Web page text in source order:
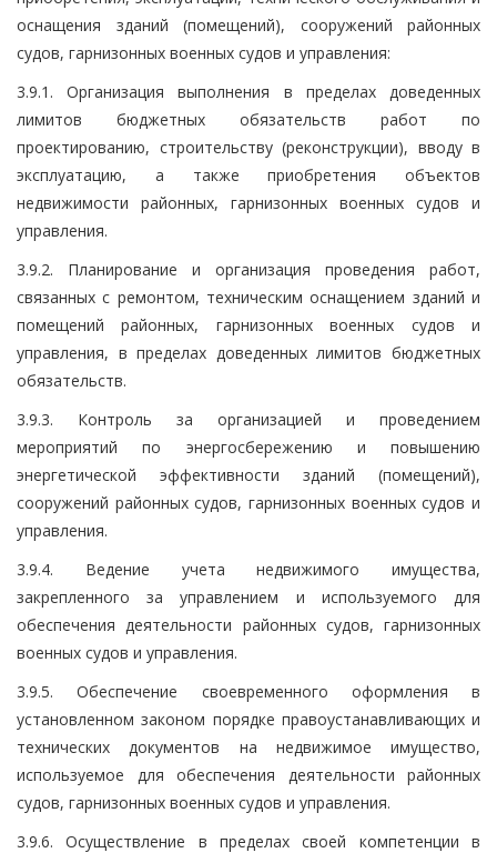
оснащения зданий (помещений), сооружений районных
судов, гарнизонных военных судов и управления:
3.9.1. Организация выполнения в пределах доведенных
лимитов бюджетных обязательств работ по
проектированию, строительству (реконструкции), вводу в
эксплуатацию, а также приобретения объектов
недвижимости районных, гарнизонных военных судов и
управления.
3.9.2. Планирование и организация проведения работ,
связанных с ремонтом, техническим оснащением зданий и
помещений районных, гарнизонных военных судов и
управления, в пределах доведенных лимитов бюджетных
обязательств.
3.9.3. Контроль за организацией и проведением
мероприятий по энергосбережению и повышению
энергетической эффективности зданий (помещений),
сооружений районных судов, гарнизонных военных судов и
управления.
3.9.4. Ведение учета недвижимого имущества,
закрепленного за управлением и используемого для
обеспечения деятельности районных судов, гарнизонных
военных судов и управления.
3.9.5. Обеспечение своевременного оформления в
установленном законом порядке правоустанавливающих и
технических документов на недвижимое имущество,
используемое для обеспечения деятельности районных
судов, гарнизонных военных судов и управления.
3.9.6. Осуществление в пределах своей компетенции в